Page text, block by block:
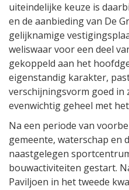
uiteindelijke keuze is
en de aanbieding van De
gelijknamige
weliswaar voor een deel
gekoppeld aan het
eigenstandig karakter,
verschijningsvorm goed in
evenwichtig geheel met
Na een periode van
gemeente, waterschap en
naastgelegen
bouwactiviteiten gestart.
Paviljoen in het tweede